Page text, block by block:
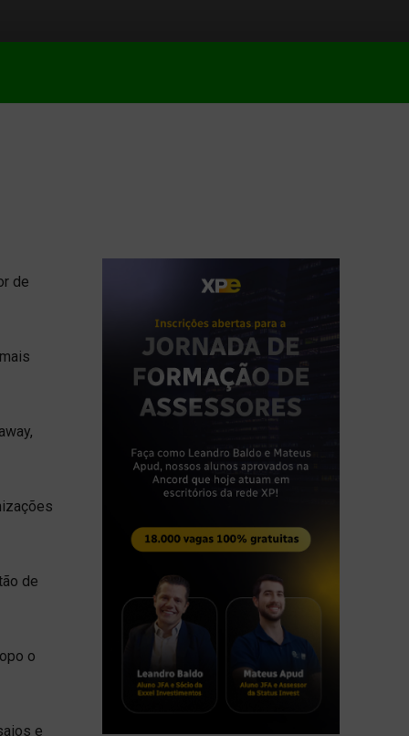
de
de
o
e